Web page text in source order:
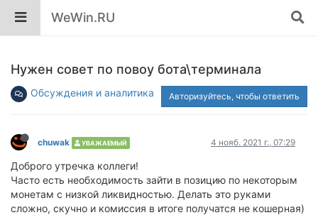
WeWin.RU
Нужен совет по повоу бота\терминала
Обсуждения и аналитика Авторизуйтесь, чтобы ответить
chuwak УВАЖАЕМЫЙ 4 нояб. 2021 г., 07:29
Доброго утречка коллеги!
Часто есть необходимость зайти в позицию по некоторым
монетам с низкой ликвидностью. Делать это руками
сложно, скучно и комиссия в итоге получатся не кошерная)